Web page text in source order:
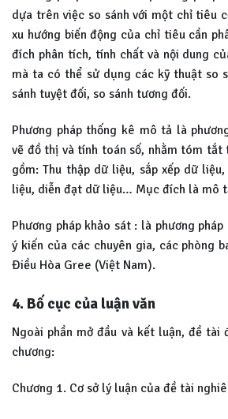
dựa trên việc so sánh với một chỉ tiêu
xu hướng biến động của chỉ tiêu cần
đích phân tích, tính chất và nội dung
mà ta có thể sử dụng các kỹ thuật so
sánh tuyệt đối, so sánh tương đối.
Phương pháp thống kê mô tả là
vẽ đồ thị và tính toán số, nhằm tóm tắt
gồm: Thu thập dữ liệu, sắp xếp dữ
liệu, diễn đạt dữ liệu… Mục đích là mô
Phương pháp khảo sát : là phương
ý kiến của các chuyên gia, các phòng
Điều Hòa Gree (Việt Nam).
4. Bố cục của luận văn
Ngoài phần mở đầu và kết luận, đề tài
chương:
Chương 1. Cơ sở lý luận của đề tài